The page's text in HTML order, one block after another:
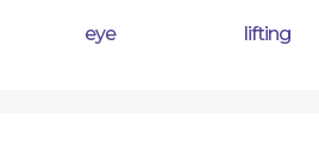
eye lifting